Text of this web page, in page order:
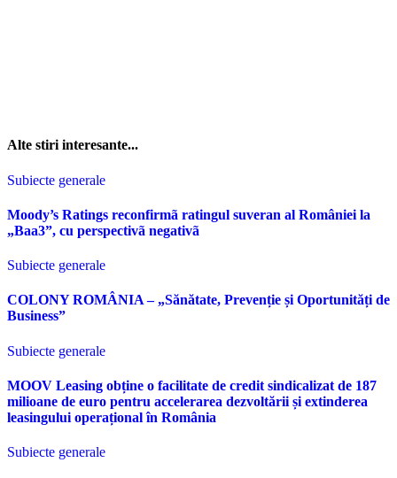
Alte stiri interesante...
Subiecte generale
Moody’s Ratings reconfirmã ratingul suveran al României la
„Baa3”, cu perspectivã negativã
Subiecte generale
COLONY ROMÂNIA – „Sănătate, Prevenție și Oportunități de
Business”
Subiecte generale
MOOV Leasing obține o facilitate de credit sindicalizat de 187
milioane de euro pentru accelerarea dezvoltării și extinderea
leasingului operațional în România
Subiecte generale